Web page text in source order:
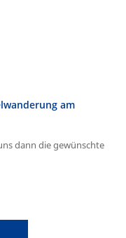
am
dann die gewünschte